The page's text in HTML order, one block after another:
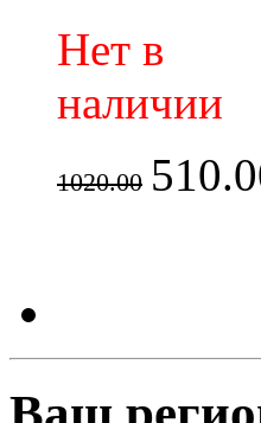
Нет в
наличии
1020.00